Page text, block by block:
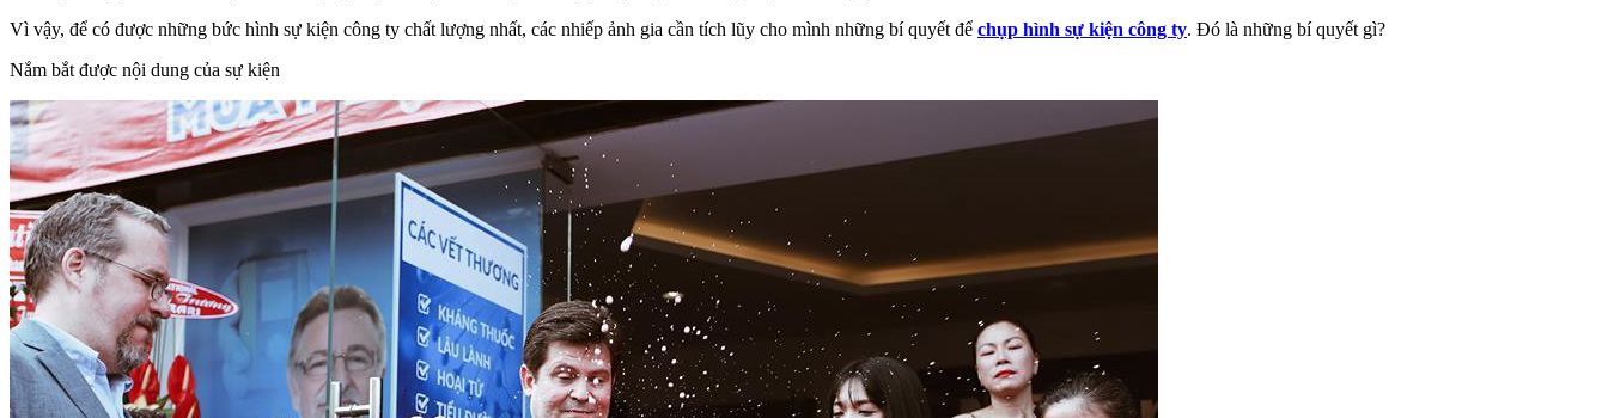
Vì vậy, để có được những bức hình sự kiện công ty chất lượng nhất, các nhiếp ảnh gia cần tích lũy cho mình những bí quyết để chụp hình sự kiện công ty. Đó là những bí quyết gì?
Nắm bắt được nội dung của sự kiện